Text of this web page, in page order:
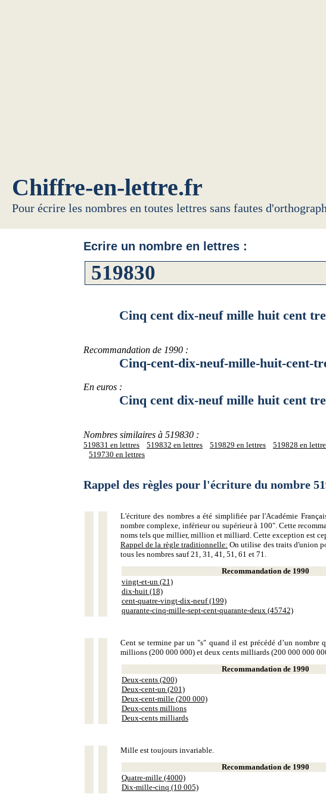
Chiffre-en-lettre.fr
Pour écrire les nombres en toutes lettres sans fautes
Ecrire un nombre en lettres :
Cinq cent dix-neuf mille huit cent
Recommandation de 1990 :
Cinq-cent-dix-neuf-mille-huit-cent-
En euros :
Cinq cent dix-neuf mille huit cent
Nombres similaires à 519830 :
519831 en lettres 519832 en lettres 519829 en lettres 519828 en
519730 en lettres
Rappel des règles pour l'écriture du nombre
L'écriture des nombres a été simplifiée par l'Académie
nombre complexe, inférieur ou supérieur à 100". Cette
noms tels que millier, million et milliard. Cette exception est
Rappel de la règle traditionnelle: On utilise des traits d'union
tous les nombres sauf 21, 31, 41, 51, 61 et 71.
Recommandation de 1990
vingt-et-un (21)
dix-huit (18)
cent-quatre-vingt-dix-neuf (199)
quarante-cinq-mille-sept-cent-quarante-deux (45742)
Cent se termine par un "s" quand il est précédé d’un
millions (200 000 000) et deux cents milliards (200 000 000
Recommandation de 1990
Deux-cents (200)
Deux-cent-un (201)
Deux-cent-mille (200 000)
Deux-cents millions
Deux-cents milliards
Mille est toujours invariable.
Recommandation de 1990
Quatre-mille (4000)
Dix-mille-cinq (10 005)